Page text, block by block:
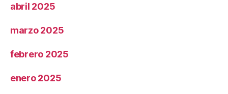
abril 2025
marzo 2025
febrero 2025
enero 2025